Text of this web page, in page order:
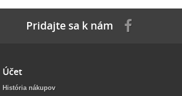
Pridajte sa k nám
Účet
História nákupov